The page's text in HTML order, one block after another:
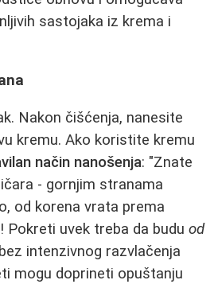
sastojaka iz krema i
Nakon čišćenja, nanesite
kremu. Ako koristite kremu
način nanošenja: "Znate
- gornjim stranama
od korena vrata prema
Pokreti uvek treba da budu od
intenzivnog razvlačenja
mogu doprineti opuštanju